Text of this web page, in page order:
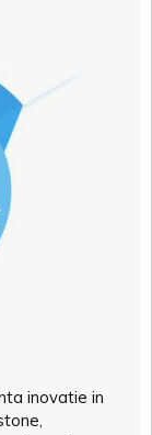
inovatie in